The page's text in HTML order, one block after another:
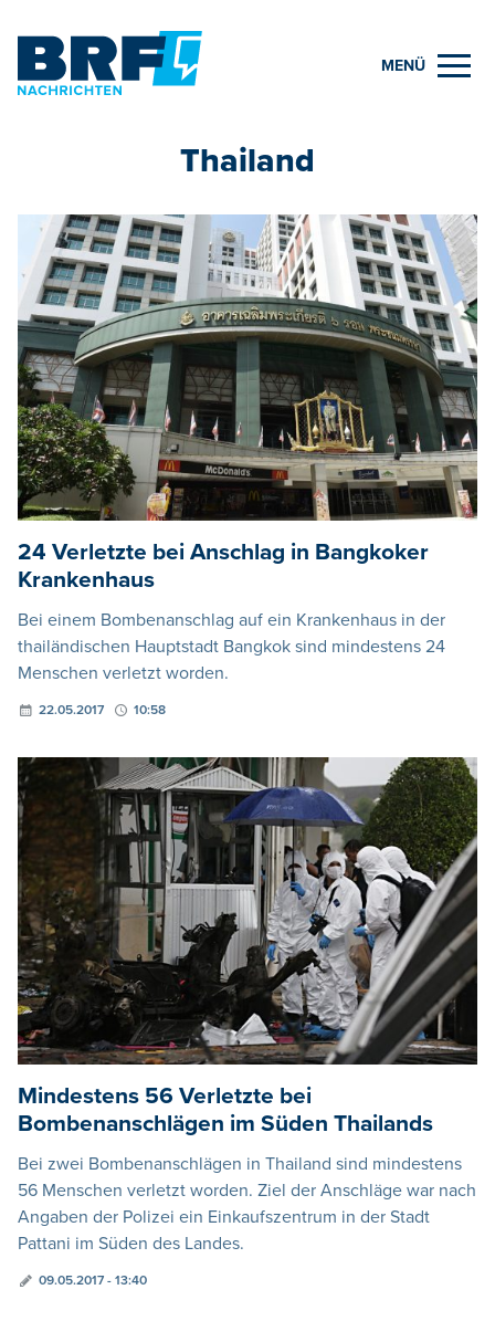
MENÜ
Thailand
24 Verletzte bei Anschlag in Bangkoker
Krankenhaus
Bei einem Bombenanschlag auf ein Krankenhaus in der
thailändischen Hauptstadt Bangkok sind mindestens 24
Menschen verletzt worden.
22.05.2017 10:58
Mindestens 56 Verletzte bei
Bombenanschlägen im Süden Thailands
Bei zwei Bombenanschlägen in Thailand sind mindestens
56 Menschen verletzt worden. Ziel der Anschläge war nach
Angaben der Polizei ein Einkaufszentrum in der Stadt
Pattani im Süden des Landes.
09.05.2017 - 13:40